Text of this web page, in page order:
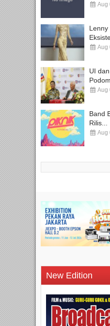
Aug
Lenny
Aug
UI
Aug
Band
Rilis...
Aug
New Edition